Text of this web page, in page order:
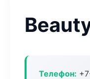
Телефон: